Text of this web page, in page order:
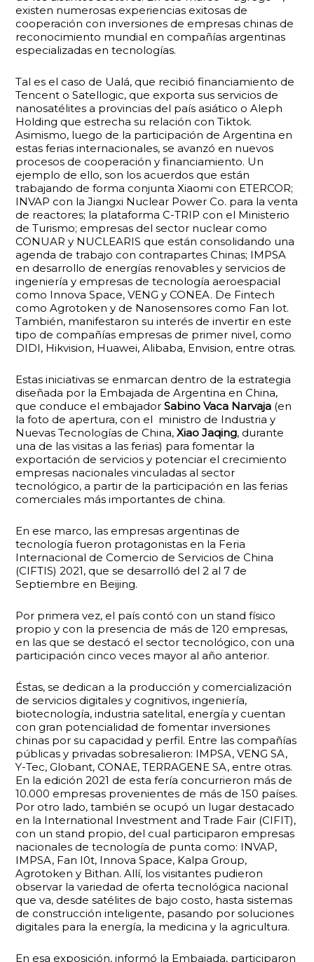
existen numerosas experiencias exitosas de
cooperación con inversiones de empresas chinas de
reconocimiento mundial en compañías argentinas
especializadas en tecnologías.
Tal es el caso de Ualá, que recibió financiamiento de
Tencent o Satellogic, que exporta sus servicios de
nanosatélites a provincias del país asiático o Aleph
Holding que estrecha su relación con Tiktok.
Asimismo, luego de la participación de Argentina en
estas ferias internacionales, se avanzó en nuevos
procesos de cooperación y financiamiento. Un
ejemplo de ello, son los acuerdos que están
trabajando de forma conjunta Xiaomi con ETERCOR;
INVAP con la Jiangxi Nuclear Power Co. para la venta
de reactores; la plataforma C-TRIP con el Ministerio
de Turismo; empresas del sector nuclear como
CONUAR y NUCLEARIS que están consolidando una
agenda de trabajo con contrapartes Chinas; IMPSA
en desarrollo de energías renovables y servicios de
ingeniería y empresas de tecnología aeroespacial
como Innova Space, VENG y CONEA. De Fintech
como Agrotoken y de Nanosensores como Fan Iot.
También, manifestaron su interés de invertir en este
tipo de compañías empresas de primer nivel, como
DIDI, Hikvision, Huawei, Alibaba, Envision, entre otras.
Estas iniciativas se enmarcan dentro de la estrategia
diseñada por la Embajada de Argentina en China,
que conduce el embajadorSabino Vaca Narvaja (en
la foto de apertura, con el ministro de Industria y
Nuevas Tecnologías de China,Xiao Jaqing, durante
una de las visitas a las ferias) para fomentar la
exportación de servicios y potenciar el crecimiento
empresas nacionales vinculadas al sector
tecnológico, a partir de la participación en las ferias
comerciales más importantes de china.
En ese marco, las empresas argentinas de
tecnología fueron protagonistas en la Feria
Internacional de Comercio de Servicios de China
(CIFTIS) 2021, que se desarrolló del 2 al 7 de
Septiembre en Beijing.
Por primera vez, el país contó con un stand físico
propio y con la presencia de más de 120 empresas,
en las que se destacó el sector tecnológico, con una
participación cinco veces mayor al año anterior.
Éstas, se dedican a la producción y comercialización
de servicios digitales y cognitivos, ingeniería,
biotecnología, industria satelital, energía y cuentan
con gran potencialidad de fomentar inversiones
chinas por su capacidad y perfil. Entre las compañías
públicas y privadas sobresalieron: IMPSA, VENG SA,
Y-Tec, Globant, CONAE, TERRAGENE SA, entre otras.
En la edición 2021 de esta fería concurrieron más de
10.000 empresas provenientes de más de 150 países.
Por otro lado, también se ocupó un lugar destacado
en la International Investment and Trade Fair (CIFIT),
con un stand propio, del cual participaron empresas
nacionales de tecnología de punta como: INVAP,
IMPSA, Fan I0t, Innova Space, Kalpa Group,
Agrotoken y Bithan. Allí, los visitantes pudieron
observar la variedad de oferta tecnológica nacional
que va, desde satélites de bajo costo, hasta sistemas
de construcción inteligente, pasando por soluciones
digitales para la energía, la medicina y la agricultura.
En esa exposición, informó la Embajada, participaron